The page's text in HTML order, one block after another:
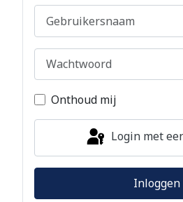
Wachtwoord
Onthoud mij
Login met
Inloggen